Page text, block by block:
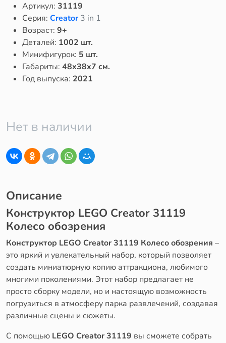
Артикул: 31119
Серия: Creator3 in 1
Возраст: 9+
Деталей: 1002 шт.
Минифигурок: 5 шт.
Габариты: 48x38x7 см.
Год выпуска: 2021
Нет в наличии
Описание
Конструктор LEGO Creator 31119
Колесо обозрения
Конструктор LEGO Creator 31119 Колесо обозрения –
это яркий и увлекательный набор, который позволяет
создать миниатюрную копию аттракциона, любимого
многими поколениями. Этот набор предлагает не
просто сборку модели, но и настоящую возможность
погрузиться в атмосферу парка развлечений, создавая
различные сцены и сюжеты.
С помощью LEGO Creator 31119 вы сможете собрать